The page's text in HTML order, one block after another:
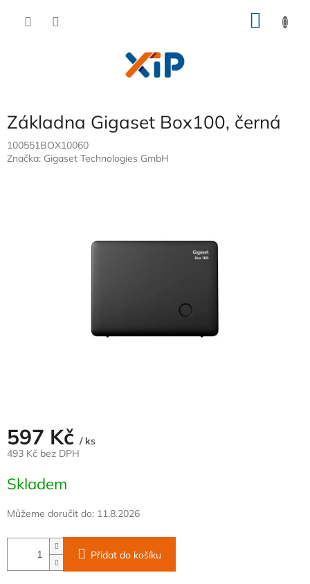
Základna Gigaset Box100, černá
100551BOX10060
Značka: Gigaset Technologies GmbH
597 Kč / ks
493 Kč bez DPH
cena:
Skladem
Můžeme doručit do: 11.8.2026
Přidat do košíku